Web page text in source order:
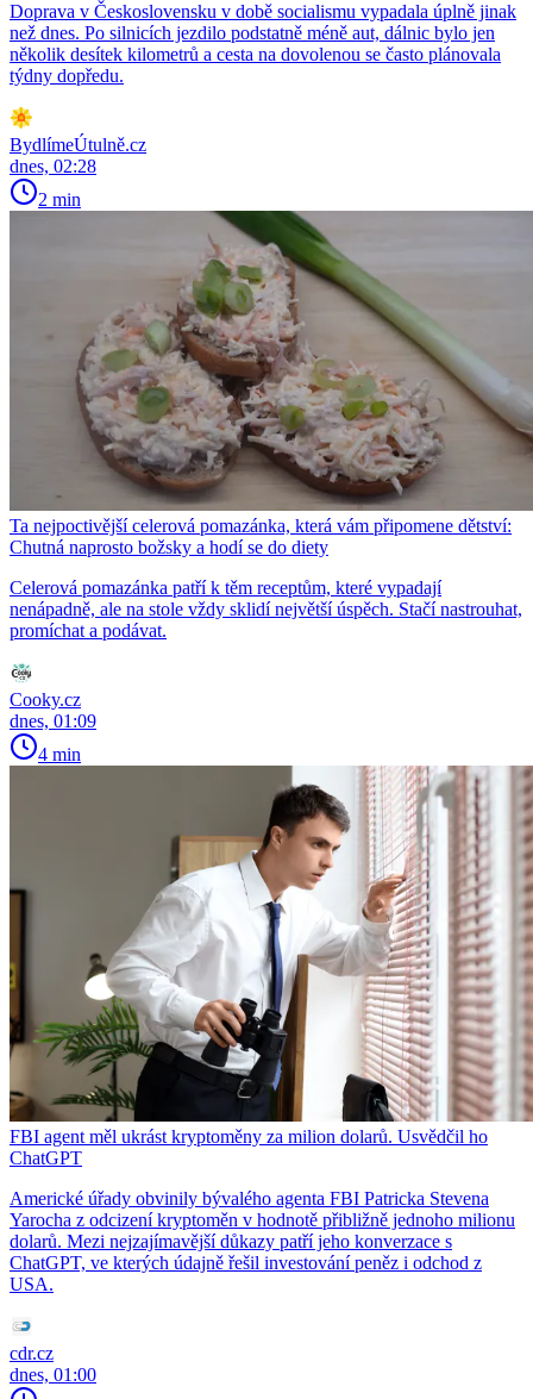
Doprava v Československu v době socialismu vypadala úplně jinak
než dnes. Po silnicích jezdilo podstatně méně aut, dálnic bylo jen
několik desítek kilometrů a cesta na dovolenou se často plánovala
týdny dopředu.
BydlímeÚtulně.cz
dnes, 02:28
2 min
Ta nejpoctivější celerová pomazánka, která vám připomene dětství:
Chutná naprosto božsky a hodí se do diety
Celerová pomazánka patří k těm receptům, které vypadají
nenápadně, ale na stole vždy sklidí největší úspěch. Stačí nastrouhat,
promíchat a podávat.
Cooky.cz
dnes, 01:09
4 min
FBI agent měl ukrást kryptoměny za milion dolarů. Usvědčil ho
ChatGPT
Americké úřady obvinily bývalého agenta FBI Patricka Stevena
Yarocha z odcizení kryptoměn v hodnotě přibližně jednoho milionu
dolarů. Mezi nejzajímavější důkazy patří jeho konverzace s
ChatGPT, ve kterých údajně řešil investování peněz i odchod z
USA.
cdr.cz
dnes, 01:00